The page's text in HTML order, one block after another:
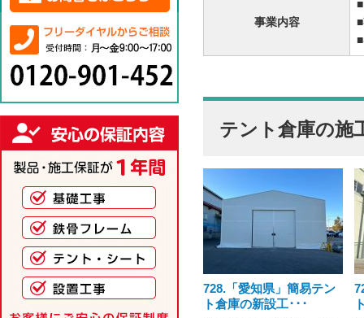
事業内容
テント倉庫の施
728.「愛知県」簡易テン
ト倉庫の新設工･･･